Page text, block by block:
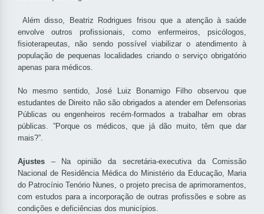
Além disso, Beatriz Rodrigues frisou que a atenção à saúde
envolve outros profissionais, como enfermeiros, psicólogos,
fisioterapeutas, não sendo possível viabilizar o atendimento à
população de pequenas localidades criando o serviço obrigatório
apenas para médicos.
No mesmo sentido, José Luiz Bonamigo Filho observou que
estudantes de Direito não são obrigados a atender em Defensorias
Públicas ou engenheiros recém-formados a trabalhar em obras
públicas. ”Porque os médicos, que já dão muito, têm que dar
mais?”.
Ajustes – Na opinião da secretária-executiva da Comissão
Nacional de Residência Médica do Ministério da Educação, Maria
do Patrocínio Tenório Nunes, o projeto precisa de aprimoramentos,
com estudos para a incorporação de outras profissões e sobre as
condições e deficiências dos municípios.